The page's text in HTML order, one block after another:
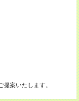
案いたします。